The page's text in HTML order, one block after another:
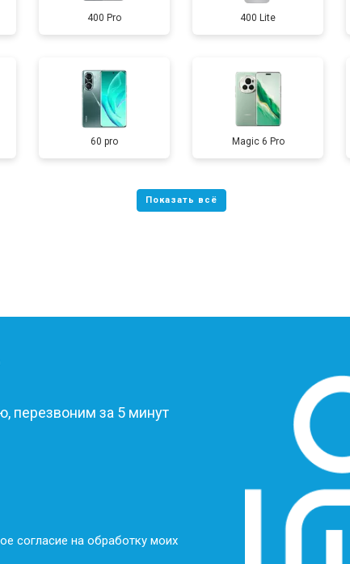
от 70 мин
от 60 мин
400 Pro 400 Lite
60 pro Magic 6 Pro
перезвоним за 5 минут
согласие на обработку моих